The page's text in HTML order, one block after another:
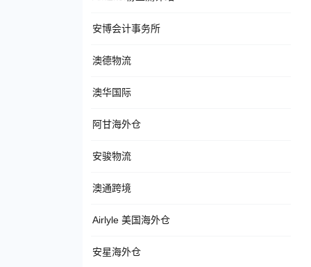
安博会计事务所
澳德物流
澳华国际
阿甘海外仓
安骏物流
澳通跨境
Airlyle 美国海外仓
安星海外仓